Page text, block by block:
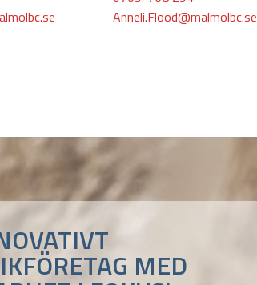
Anneli.Flood@malmolbc.se
MED